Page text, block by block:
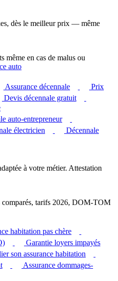
dès le meilleur prix — même
même en cas de malus ou
auto
Assurance décennale
Prix
Devis décennale gratuit
auto-entrepreneur
électricien
Décennale
à votre métier. Attestation
comparés, tarifs 2026, DOM-TOM
habitation pas chère
Garantie loyers impayés
son assurance habitation
Assurance dommages-